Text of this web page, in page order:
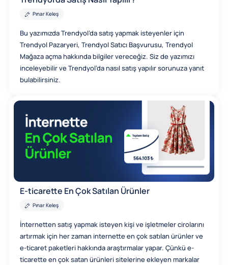
Pınar Keleş
Bu yazımızda Trendyol’da satış yapmak isteyenler için
Trendyol Pazaryeri, Trendyol Satıcı Başvurusu, Trendyol
Mağaza açma hakkında bilgiler vereceğiz. Siz de yazımızı
inceleyebilir ve Trendyol’da nasıl satış yapılır sorunuza yanıt
bulabilirsiniz.
E-ticarette En Çok Satılan Ürünler
Pınar Keleş
İnternetten satış yapmak isteyen kişi ve işletmeler cirolarını
artırmak için her zaman internette en çok satılan ürünler ve
e-ticaret paketleri hakkında araştırmalar yapar. Çünkü e-
ticarette en çok satan ürünleri sitelerine ekleyen markalar